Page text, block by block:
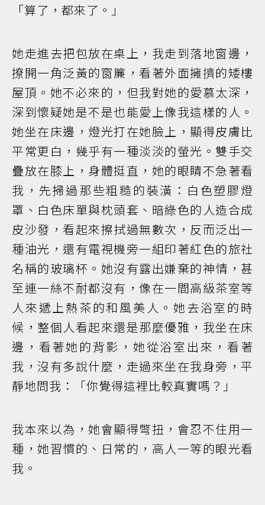
「算了，都來了。」
她走進去把包放在桌上，我走到落地窗邊，
撩開一角泛黃的窗簾，看著外面擁擠的矮樓
屋頂。她不必來的，但我對她的愛慕太深，
深到懷疑她是不是也能愛上像我這樣的人。
她坐在床邊，燈光打在她臉上，顯得皮膚比
平常更白，幾乎有一種淡淡的螢光。雙手交
疊放在膝上，身體挺直，她的眼睛不急著看
我，先掃過那些粗糙的裝潢：白色塑膠燈
罩、白色床單與枕頭套、暗綠色的人造合成
皮沙發，看起來擦拭過無數次，反而泛出一
種油光，還有電視機旁一組印著紅色的旅社
名稱的玻璃杯。她沒有露出嫌棄的神情，甚
至連一絲不耐都沒有，像在一間高級茶室等
人來遞上熱茶的和風美人。她去浴室的時
候，整個人看起來還是那麼優雅，我坐在床
邊，看著她的背影，她從浴室出來，看著
我，沒有多說什麼，走過來坐在我身旁，平
靜地問我：「你覺得這裡比較真實嗎？」
我本來以為，她會顯得彆扭，會忍不住用一
種，她習慣的、日常的，高人一等的眼光看
我。